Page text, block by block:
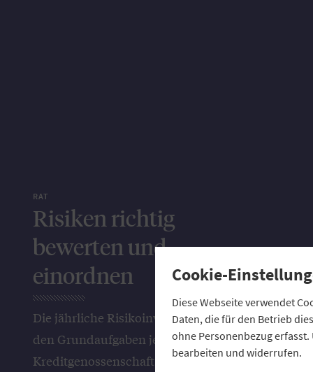
RAT
Risiken richtig
bewerten und
einordnen
Die jährliche Risikoinventur gehört zu
den Grundaufgaben jeder
Kreditgenossenschaft. Der GVB
Cookie-
Diese Webseite verwendet
Daten, die für den Betrieb
ohne Personenbezug
bearbeiten und widerrufen.